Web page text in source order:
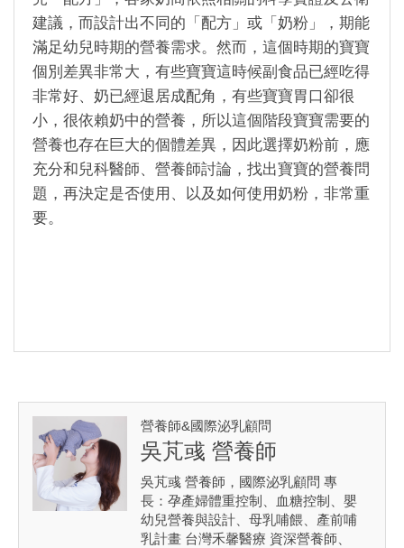
建議，而設計出不同的「配方」或「奶粉」，期能
滿足幼兒時期的營養需求。然而，這個時期的寶寶
個別差異非常大，有些寶寶這時候副食品已經吃得
非常好、奶已經退居成配角，有些寶寶胃口卻很
小，很依賴奶中的營養，所以這個階段寶寶需要的
營養也存在巨大的個體差異，因此選擇奶粉前，應
充分和兒科醫師、營養師討論，找出寶寶的營養問
題，再決定是否使用、以及如何使用奶粉，非常重
要。
營養師&國際泌乳顧問
吳芃彧 營養師
吳芃彧 營養師，國際泌乳顧問 專
長：孕產婦體重控制、血糖控制、嬰
幼兒營養與設計、母乳哺餵、產前哺
乳計畫 台灣禾馨醫療 資深營養師、